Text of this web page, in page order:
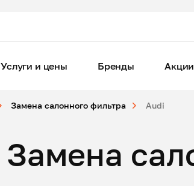
Услуги и цены Бренды Акции
Замена салонного фильтра Audi
Замена